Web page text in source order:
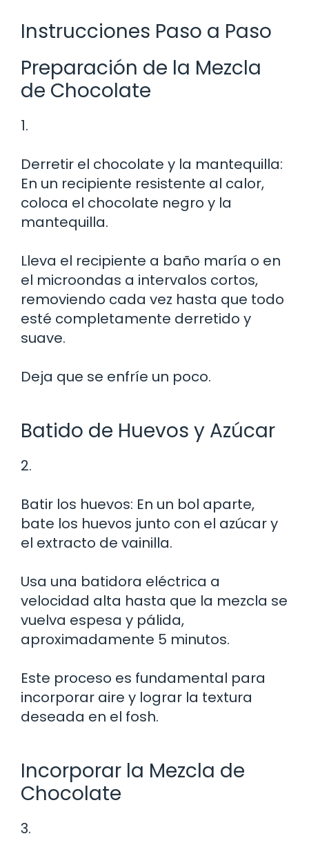
Instrucciones Paso a Paso
Preparación de la Mezcla
de Chocolate
1.
Derretir el chocolate y la mantequilla:
En un recipiente resistente al calor,
coloca el chocolate negro y la
mantequilla.
Lleva el recipiente a baño maría o en
el microondas a intervalos cortos,
removiendo cada vez hasta que todo
esté completamente derretido y
suave.
Deja que se enfríe un poco.
Batido de Huevos y Azúcar
2.
Batir los huevos: En un bol aparte,
bate los huevos junto con el azúcar y
el extracto de vainilla.
Usa una batidora eléctrica a
velocidad alta hasta que la mezcla se
vuelva espesa y pálida,
aproximadamente 5 minutos.
Este proceso es fundamental para
incorporar aire y lograr la textura
deseada en el fosh.
Incorporar la Mezcla de
Chocolate
3.